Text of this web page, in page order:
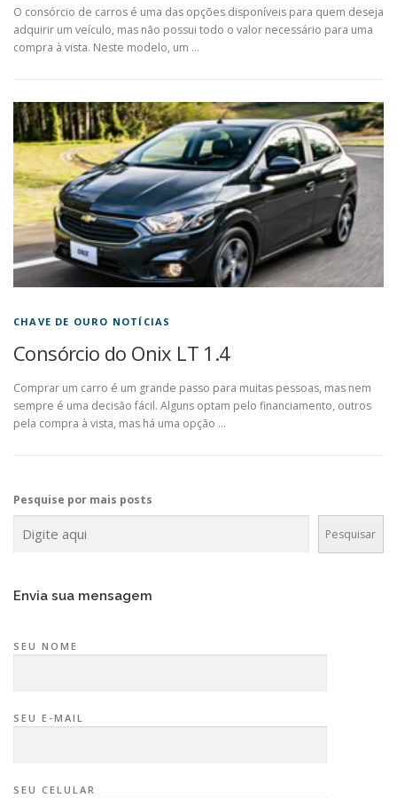
O consórcio de carros é uma das opções disponíveis para quem deseja
adquirir um veículo, mas não possui todo o valor necessário para uma
compra à vista. Neste modelo, um …
CHAVE DE OURO NOTÍCIAS
Consórcio do Onix LT 1.4
Comprar um carro é um grande passo para muitas pessoas, mas nem
sempre é uma decisão fácil. Alguns optam pelo financiamento, outros
pela compra à vista, mas há uma opção …
Pesquise por mais posts
Pesquisar
Envia sua mensagem
SEU NOME
SEU E-MAIL
SEU CELULAR